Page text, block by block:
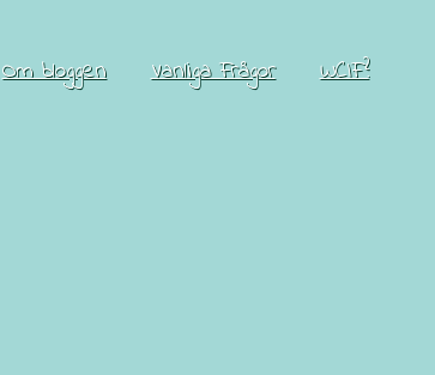
Om bloggen Vanliga Frågor WCIF?